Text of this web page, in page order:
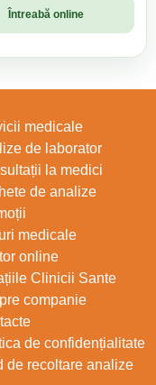
Întreabă online
medicale
de laborator
la medici
de analize
medicale
online
Clinicii Sante
companie
de confidențialitate
de recoltare analize